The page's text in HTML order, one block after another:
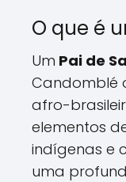
O que é
Um Pai de
Candomblé
afro-
elementos
indígenas e
uma